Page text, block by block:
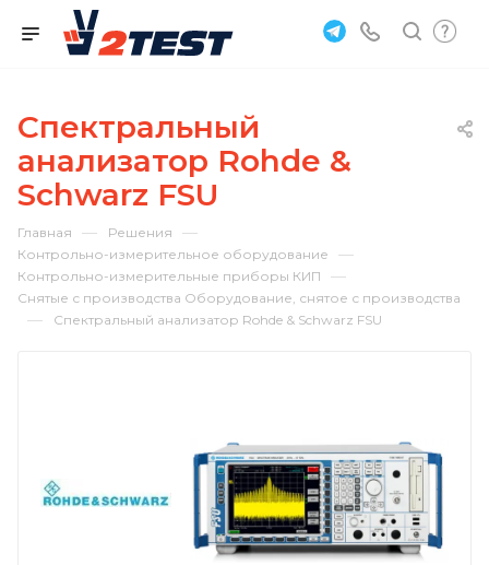
Спектральный
анализатор Rohde &
Schwarz FSU
Главная — Решения —
Контрольно-измерительное оборудование —
Контрольно-измерительные приборы КИП —
Снятые с производства Оборудование, снятое с производства
— Спектральный анализатор Rohde & Schwarz FSU